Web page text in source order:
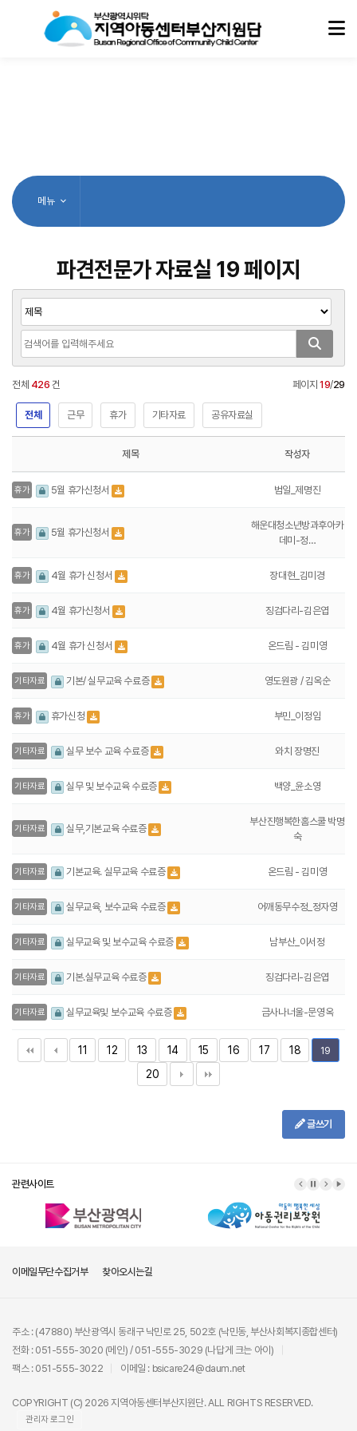
메뉴
파견전문가 자료실 19 페이지
전체 426 건 페이지 19/29
전체 근무 휴가 기타자료 공유자료실
제목 작성자
휴가 5월 휴가신청서 범일_제명진
휴가 5월 휴가신청서
해운대청소년방과후아카
데미-정…
휴가 4월 휴가 신청서 장대현_김미경
휴가 4월 휴가신청서 징검다리-김은엽
휴가 4월 휴가 신청서 온드림 - 김미영
기타자료 기본/ 실무교육 수료증 영도원광 / 김옥순
휴가 휴가신청 부민_이정임
기타자료 실무 보수 교육 수료증 와치 장명진
기타자료 실무 및 보수교육 수료증 백양_윤소영
기타자료 실무,기본교육 수료증
부산진행복한홈스쿨 박명
숙
기타자료 기본교육. 실무교육 수료증 온드림 - 김미영
기타자료 실무교육, 보수교육 수료증 어깨동무수정_정자영
기타자료 실무교육 및 보수교육 수료증 남부산_이서정
기타자료 기본.실무교육 수료증 징검다리-김은엽
기타자료 실무교육및 보수교육 수료증 금사나너울-문영옥
11 12 13 14 15 16 17 18 19
20
글쓰기
관련사이트
이메일무단수집거부 찾아오시는길
주소 : (47880) 부산광역시 동래구 낙민로 25, 502호 (낙민동, 부산사회복지종합센터)
전화 : 051-555-3020 (메인) / 051-555-3029 (나답게 크는 아이)
팩스 : 051-555-3022
이메일 : bsicare24@daum.net
COPYRIGHT (C) 2026 지역아동센터부산지원단. ALL RIGHTS RESERVED.
관리자 로그인